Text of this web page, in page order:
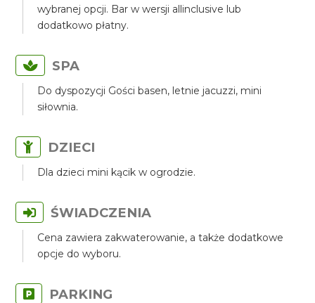
wybranej opcji. Bar w wersji allinclusive lub
dodatkowo płatny.
SPA
Do dyspozycji Gości basen, letnie jacuzzi, mini
siłownia.
DZIECI
Dla dzieci mini kącik w ogrodzie.
ŚWIADCZENIA
Cena zawiera zakwaterowanie, a także dodatkowe
opcje do wyboru.
PARKING